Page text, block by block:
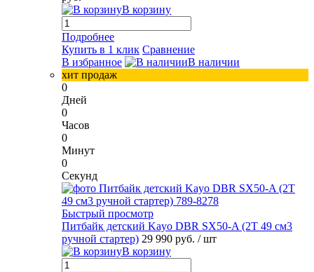
В корзину
Подробнее
Купить в 1 клик Сравнение
В избранное
В наличии
хит продаж
0
Дней
0
Часов
0
Минут
0
Секунд
Быстрый просмотр
Питбайк детский Kayo DBR SX50-A (2T 49 см3
ручной стартер) 29 990 руб. / шт
В корзину